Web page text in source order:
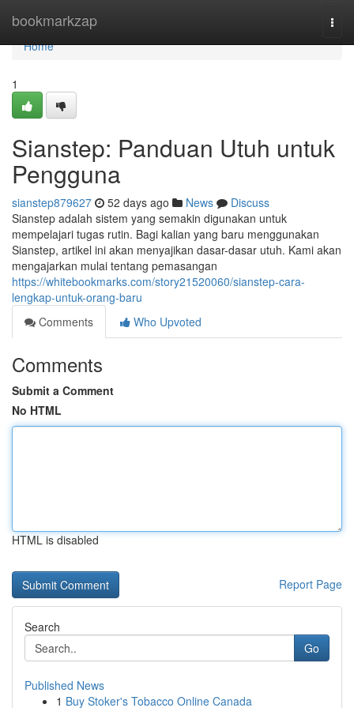
bookmarkzap
Home
Home
1
Sianstep: Panduan Utuh untuk
Pengguna
sianstep879627 52 days ago News
Discuss
Sianstep adalah sistem yang semakin digunakan untuk
mempelajari tugas rutin. Bagi kalian yang baru menggunakan
Sianstep, artikel ini akan menyajikan dasar-dasar utuh. Kami akan
mengajarkan mulai tentang pemasangan
https://whitebookmarks.com/story21520060/sianstep-cara-
lengkap-untuk-orang-baru
Comments
Who Upvoted
Comments
Submit a Comment
No HTML
HTML is disabled
Report Page
Search
Go
Published News
1 Buy Stoker's Tobacco Online Canada